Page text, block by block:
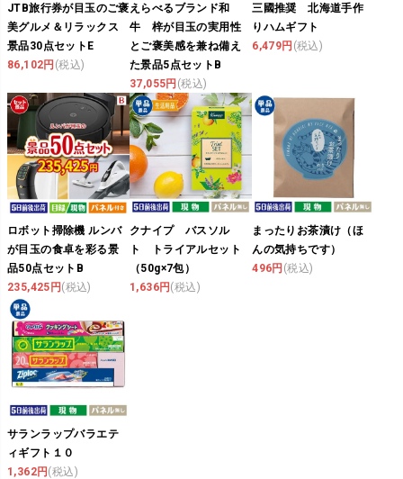
JTB旅行券が目玉のご褒
美グルメ＆リラックス
景品30点セットE
86,102円 (税込)
えらべるブランド和
牛 梓が目玉の実用性
とご褒美感を兼ね備え
た景品5点セットB
37,055円 (税込)
三國推奨 北海道手作
りハムギフト
6,479円 (税込)
ロボット掃除機 ルンバ
が目玉の食卓を彩る景
品50点セットB
235,425円 (税込)
クナイプ バスソル
ト トライアルセット
（50g×7包）
1,636円 (税込)
まったりお茶漬け（ほ
んの気持ちです）
496円 (税込)
サランラップバラエテ
ィギフト１０
1,362円 (税込)